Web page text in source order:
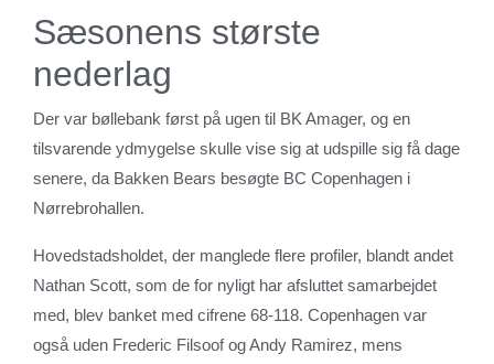
Sæsonens største
nederlag
Der var bøllebank først på ugen til BK Amager, og en
tilsvarende ydmygelse skulle vise sig at udspille sig få dage
senere, da Bakken Bears besøgte BC Copenhagen i
Nørrebrohallen.
Hovedstadsholdet, der manglede flere profiler, blandt andet
Nathan Scott, som de for nyligt har afsluttet samarbejdet
med, blev banket med cifrene 68-118. Copenhagen var
også uden Frederic Filsoof og Andy Ramirez, mens